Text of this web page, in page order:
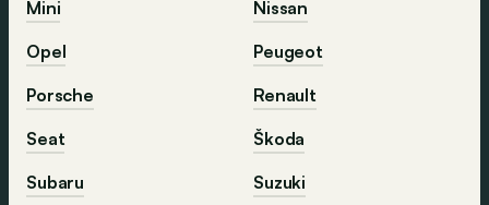
Mini
Nissan
Opel
Peugeot
Porsche
Renault
Seat
Škoda
Subaru
Suzuki